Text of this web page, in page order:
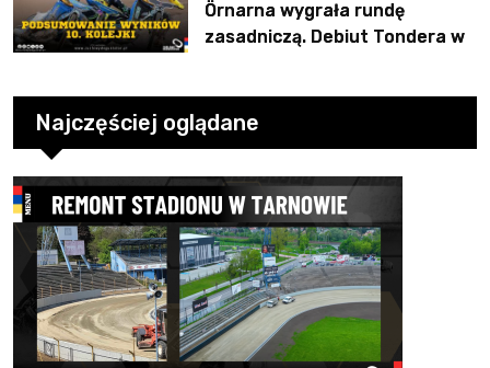
Örnarna wygrała rundę
zasadniczą. Debiut Tondera w
Najczęściej oglądane